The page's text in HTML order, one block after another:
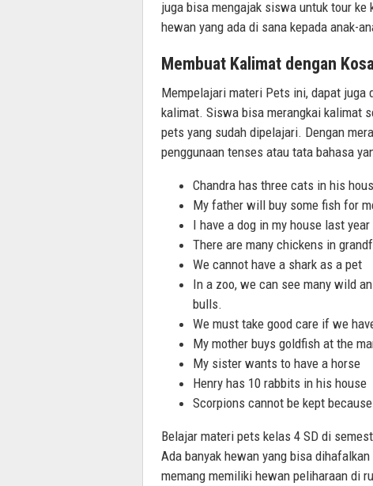
juga bisa mengajak siswa untuk tour ke
hewan yang ada di sana kepada anak-
Membuat Kalimat dengan
Mempelajari materi Pets ini, dapat juga
kalimat. Siswa bisa merangkai kalimat
pets yang sudah dipelajari. Dengan
penggunaan tenses atau tata bahasa
Chandra has three cats in his
My father will buy some fish for
I have a dog in my house last year
There are many chickens in
We cannot have a shark as a pet
In a zoo, we can see many wild
bulls.
We must take good care if we
My mother buys goldfish at the
My sister wants to have a horse
Henry has 10 rabbits in his house
Scorpions cannot be kept
Belajar materi pets kelas 4 SD di
Ada banyak hewan yang bisa
memang memiliki hewan peliharaan di